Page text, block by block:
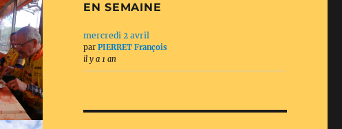
EN SEMAINE
mercredi 2 avril
par PIERRET François
il y a 1 an